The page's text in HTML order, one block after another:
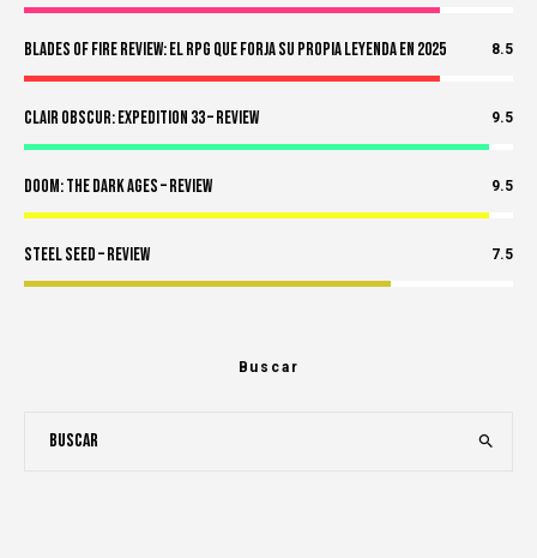
Blades of Fire Review: El RPG Que Forja Su Propia Leyenda en 2025 8.5
Clair Obscur: Expedition 33 – Review 9.5
Doom: The Dark Ages – Review 9.5
Steel Seed – Review 7.5
Buscar